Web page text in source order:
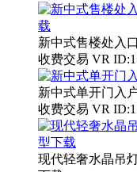
新中式售楼处入
收费交易 VR
新中式单开门入
收费交易 VR
现代轻奢水晶吊